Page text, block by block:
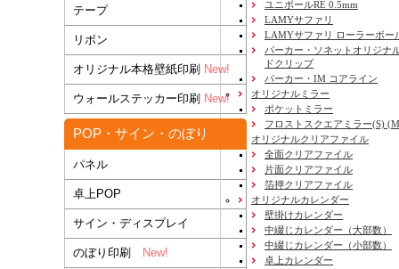
テープ
リボン
オリジナル本格壁紙印刷 New!
ウォールステッカー印刷 New!
POP・サイン・のぼり
パネル
卓上POP
サイン・ディスプレイ
のぼり印刷 New!
ユニボールRE 0.5mm
LAMYサファリ
LAMYサファリ ローラーボー
パーカー・ソネットオリジナ
ドクリップ
パーカー・IM コアライン
オリジナルミラー
ポケットミラー
フロストスクエアミラー(S)
オリジナルクリアファイル
全面クリアファイル
片面クリアファイル
箔押クリアファイル
オリジナルカレンダー
壁掛けカレンダー
中綴じカレンダー（大部数）
中綴じカレンダー（小部数）
卓上カレンダー